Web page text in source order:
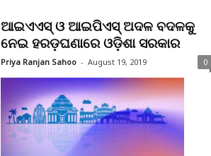
ଆଇଏଏସ୍ ଓ ଆଇପିଏସ୍ ଅଦଳ ବଦଳକୁ
ନେଇ ହରଡ଼ଘଣାରେ ଓଡ଼ିଶା ସରକାର
Priya Ranjan Sahoo - August 19, 2019 0